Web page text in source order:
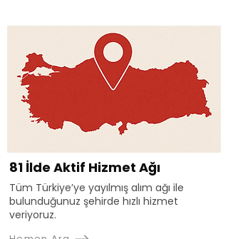
81 İlde Aktif Hizmet Ağı
Tüm Türkiye’ye yayılmış alım ağı ile
bulunduğunuz şehirde hızlı hizmet
veriyoruz.